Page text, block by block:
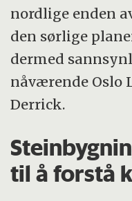
nordlige enden
den sørlige
dermed
nåværende Oslo
Derrick.
til å forstå